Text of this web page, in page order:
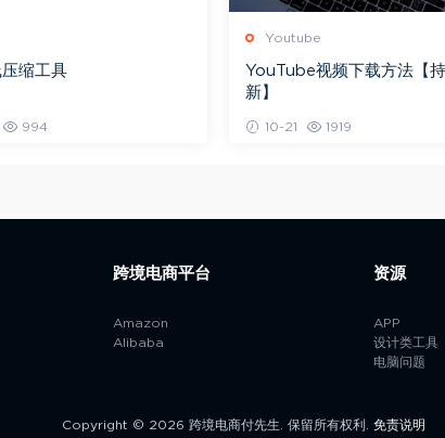
缩工具
994
Youtube
YouTube视频下载方法【
新】
10-21 1919
跨境电商平台
Amazon
Alibaba
资源
APP
设计类工具
电脑问题
Copyright © 2026 跨境电商付先生. 保留所有权利. 免责说明